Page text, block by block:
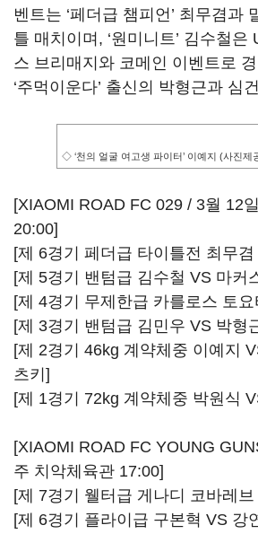
벤트는 ‘페더급 챔피언’ 최무겸과
틀 매치이며, ‘원미니트’ 김수철은
스 브리매지와 코메인 이벤트로
‘주먹이운다’ 출신의 박형근과 심
◇ ‘천의 얼굴 여고생 파이터’ 이예지 (사진제
[XIAOMI ROAD FC 029 / 3월 12
20:00]
[제 6경기 페더급 타이틀전 최무
[제 5경기 밴텀급 김수철 VS 마커
[제 4경기 무제한급 카를로스 토
[제 3경기 밴텀급 김민우 VS 박형
[제 2경기 46kg 계약체중 이예지
츠키]
[제 1경기 72kg 계약체중 박원식
[XIAOMI ROAD FC YOUNG
주 치악체육관 17:00]
[제 7경기 웰터급 게나디 코바레
[제 6경기 플라이급 구본혁 VS 강